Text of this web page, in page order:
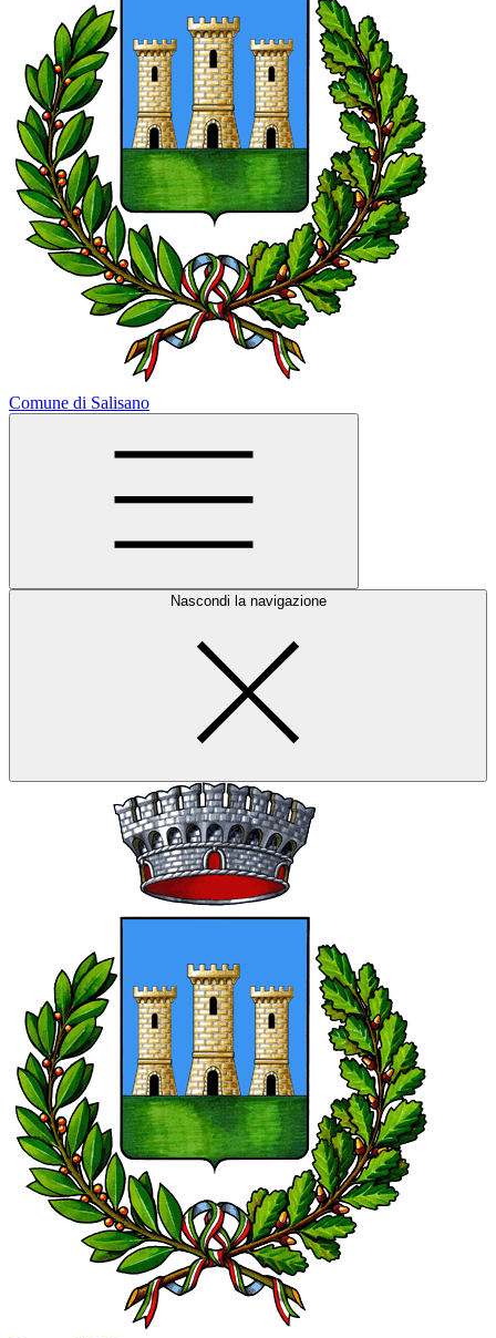
Comune di Salisano
Nascondi la navigazione